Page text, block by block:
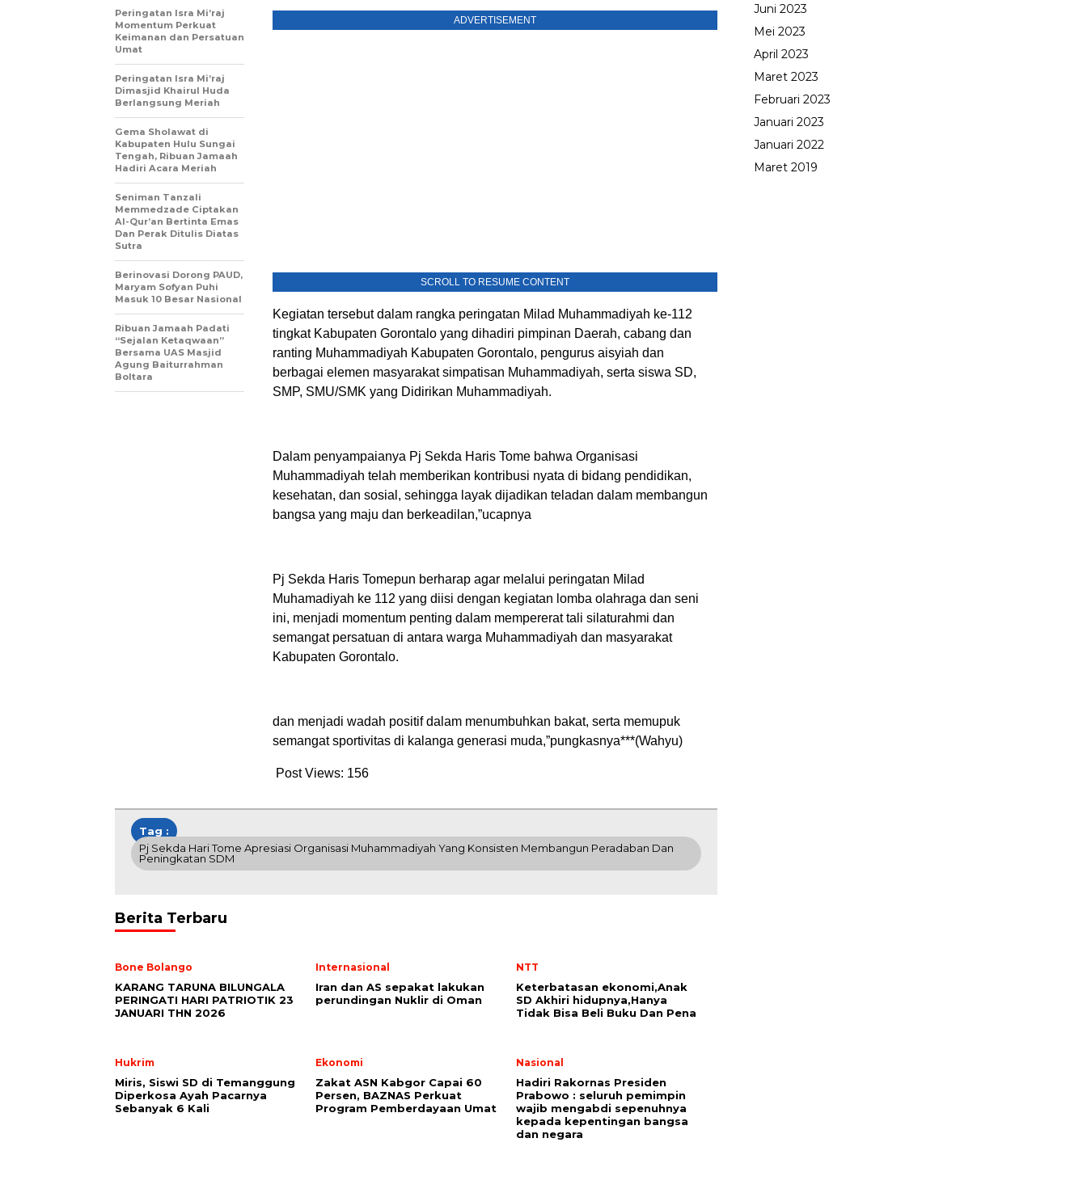
ADVERTISEMENT
SCROLL TO RESUME CONTENT
Kegiatan tersebut dalam rangka peringatan Milad Muhammadiyah ke-112
tingkat Kabupaten Gorontalo yang dihadiri pimpinan Daerah, cabang dan
ranting Muhammadiyah Kabupaten Gorontalo, pengurus aisyiah dan
berbagai elemen masyarakat simpatisan Muhammadiyah, serta siswa SD,
SMP, SMU/SMK yang Didirikan Muhammadiyah.
Dalam penyampaianya Pj Sekda Haris Tome bahwa Organisasi
Muhammadiyah telah memberikan kontribusi nyata di bidang pendidikan,
kesehatan, dan sosial, sehingga layak dijadikan teladan dalam membangun
bangsa yang maju dan berkeadilan,”ucapnya
Pj Sekda Haris Tomepun berharap agar melalui peringatan Milad
Muhamadiyah ke 112 yang diisi dengan kegiatan lomba olahraga dan seni
ini, menjadi momentum penting dalam mempererat tali silaturahmi dan
semangat persatuan di antara warga Muhammadiyah dan masyarakat
Kabupaten Gorontalo.
dan menjadi wadah positif dalam menumbuhkan bakat, serta memupuk
semangat sportivitas di kalanga generasi muda,”pungkasnya***(Wahyu)
Post Views: 156
Peringatan Isra Mi’raj
Momentum Perkuat
Keimanan dan Persatuan
Umat
Peringatan Isra Mi’raj
Dimasjid Khairul Huda
Berlangsung Meriah
Gema Sholawat di
Kabupaten Hulu Sungai
Tengah, Ribuan Jamaah
Hadiri Acara Meriah
Seniman Tanzali
Memmedzade Ciptakan
Al-Qur’an Bertinta Emas
Dan Perak Ditulis Diatas
Sutra
Berinovasi Dorong PAUD,
Maryam Sofyan Puhi
Masuk 10 Besar Nasional
Ribuan Jamaah Padati
“Sejalan Ketaqwaan”
Bersama UAS Masjid
Agung Baiturrahman
Boltara
Tag :
Pj Sekda Hari Tome Apresiasi Organisasi Muhammadiyah Yang Konsisten Membangun Peradaban Dan
Peningkatan SDM
Berita Terbaru
Bone Bolango
KARANG TARUNA BILUNGALA
PERINGATI HARI PATRIOTIK 23
JANUARI THN 2026
Internasional
Iran dan AS sepakat lakukan
perundingan Nuklir di Oman
NTT
Keterbatasan ekonomi,Anak
SD Akhiri hidupnya,Hanya
Tidak Bisa Beli Buku Dan Pena
Hukrim
Miris, Siswi SD di Temanggung
Diperkosa Ayah Pacarnya
Sebanyak 6 Kali
Ekonomi
Zakat ASN Kabgor Capai 60
Persen, BAZNAS Perkuat
Program Pemberdayaan Umat
Nasional
Hadiri Rakornas Presiden
Prabowo : seluruh pemimpin
wajib mengabdi sepenuhnya
kepada kepentingan bangsa
dan negara
Juni 2023
Mei 2023
April 2023
Maret 2023
Februari 2023
Januari 2023
Januari 2022
Maret 2019